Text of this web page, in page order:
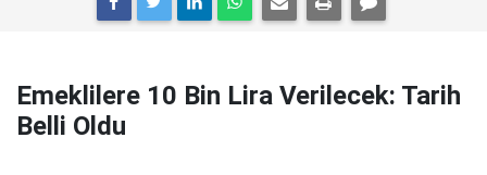
Emeklilere 10 Bin Lira Verilecek: Tarih
Belli Oldu